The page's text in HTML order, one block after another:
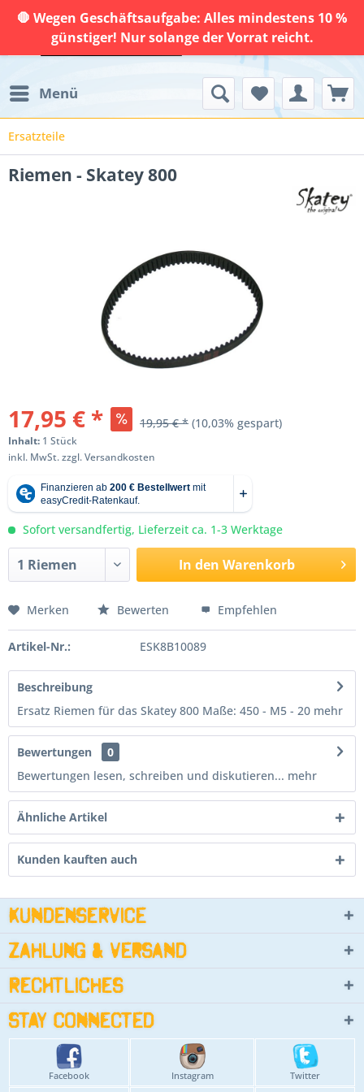
🛑 Wegen Geschäftsaufgabe: Alles mindestens 10 %
günstiger! Nur solange der Vorrat reicht.
Menü
Ersatzteile
Riemen - Skatey 800
17,95 € * 19,95 € * (10,03% gespart)
Inhalt: 1 Stück
inkl. MwSt.zzgl. Versandkosten
Sofort versandfertig, Lieferzeit ca. 1-3 Werktage
In den Warenkorb
Merken Bewerten Empfehlen
Artikel-Nr.: ESK8B10089
Beschreibung
Ersatz Riemen für das Skatey 800 Maße: 450 - M5 - 20 mehr
Bewertungen
0
Bewertungen lesen, schreiben und diskutieren... mehr
Ähnliche Artikel
Kunden kauften auch
Kundenservice
Zahlung & Versand
Rechtliches
Stay connected
Facebook Instagram Twitter